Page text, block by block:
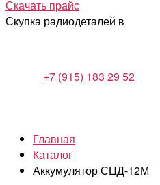
Скачать прайс
Скупка радиодеталей в
+7 (915) 183 29 52
Главная
Каталог
Аккумулятор СЦД-12М